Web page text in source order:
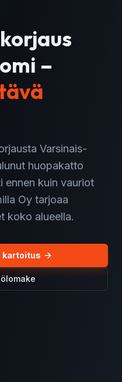
–
Varsinais-
huopakatto
ennen kuin vauriot
Oy tarjoaa
koko alueella.
kartoitus